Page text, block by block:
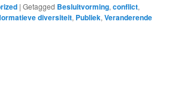
|Getagged Besluitvorming,conflict,
diversiteit, Publiek,Veranderende